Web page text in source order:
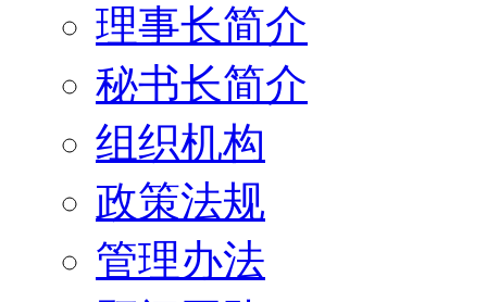
理事长简介
秘书长简介
组织机构
政策法规
管理办法